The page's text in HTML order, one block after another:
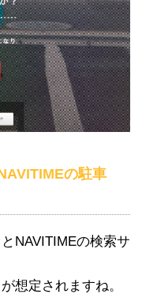
の駐車
NAVITIMEの検索サ
想定されますね。